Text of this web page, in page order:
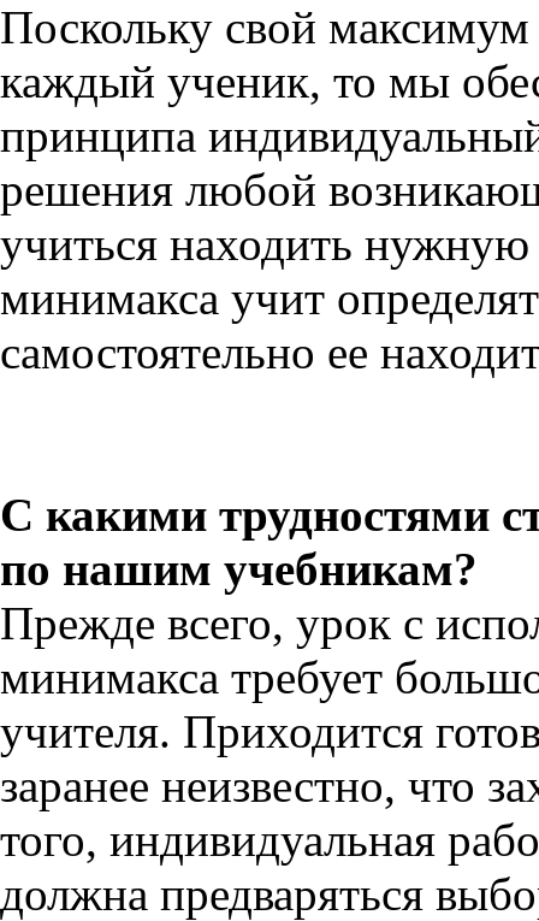
Поскольку свой
каждый ученик, то мы
принципа
решения любой
учиться находить
минимакса учит
самостоятельно ее
С какими трудностями
по нашим учебникам?
Прежде всего, урок с
минимакса требует
учителя. Приходится
заранее неизвестно, что
того, индивидуальная
должна предваряться